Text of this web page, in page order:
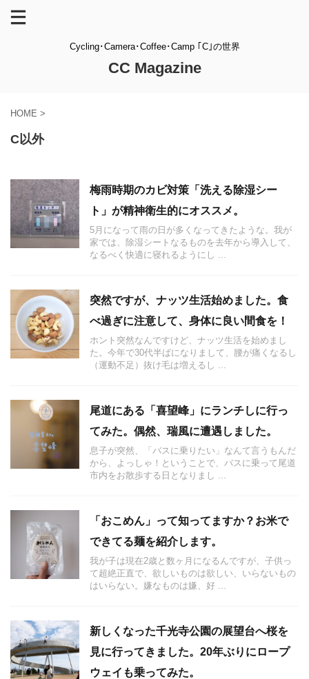
Cycling･Camera･Coffee･Camp ｢C｣の世界
CC Magazine
HOME >
C以外
梅雨時期のカビ対策「洗える除湿シー
ト」が精神衛生的にオススメ。
5月になって雨の日が多くなってきたような。我が
家では、除湿シートなるものを去年から導入して、
なるべく快適に寝れるようにし ...
突然ですが、ナッツ生活始めました。食
べ過ぎに注意して、身体に良い間食を！
ホント突然なんですけど、ナッツ生活を始めまし
た。今年で30代半ばになりまして、腰が痛くなるし
（運動不足）抜け毛は増えるし ...
尾道にある「喜望峰」にランチしに行っ
てみた。偶然、瑞風に遭遇しました。
息子が突然、「バスに乗りたい」なんて言うもんだ
から、よっしゃ！ということで、バスに乗って尾道
市内をお散歩する日となりまし ...
「おこめん」って知ってますか？お米で
できてる麺を紹介します。
我が子は現在2歳と数ヶ月になるんですが、子供っ
て超絶正直で、欲しいものは欲しい、いらないもの
はいらない。嫌なものは嫌、好 ...
新しくなった千光寺公園の展望台へ桜を
見に行ってきました。20年ぶりにロープ
ウェイも乗ってみた。